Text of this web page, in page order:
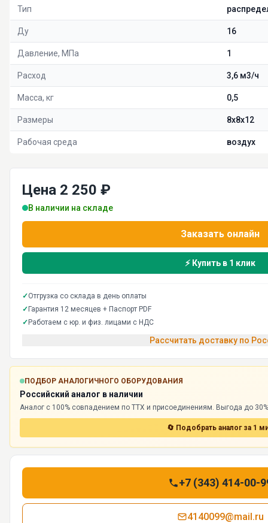
Тип
Ду 16
Давление, МПа 1
Расход 3,6 м3/ч
Масса, кг 0,5
Размеры 8х8х12
Рабочая среда воздух
Цена 2 250 ₽
В наличии на складе
Заказать онлайн
⚡ Купить в 1 клик
✓Отгрузка со склада в день оплаты
✓Гарантия 12 месяцев + Паспорт PDF
✓Работаем с юр. и физ. лицами с НДС
Рассчитать доставку по
ПОДБОР АНАЛОГИЧНОГО ОБОРУДОВАНИЯ
Российский аналог в наличии
Аналог с 100% совпадением по ТТХ и присоединениям. Выгода до
🔄 Подобрать аналог за 1
+7 (343) 414-00-
4140099@mail.ru